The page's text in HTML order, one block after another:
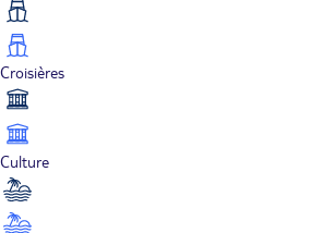
Croisières
Culture